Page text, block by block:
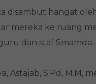
disambut hangat
mereka ke ruang
dan staf Smamda.
Astajab, S.Pd, M.M,